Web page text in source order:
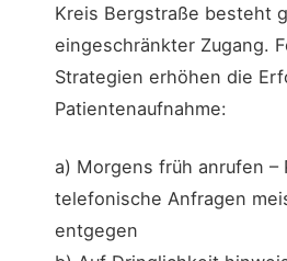
Kreis Bergstraße besteht
eingeschränkter Zugang.
Strategien erhöhen die
Patientenaufnahme:
a) Morgens früh anrufen –
telefonische Anfragen
entgegen